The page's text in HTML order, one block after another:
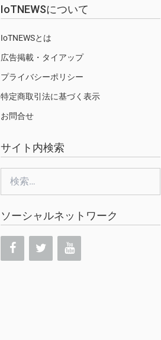
IoTNEWSについて
IoTNEWSとは
広告掲載・タイアップ
プライバシーポリシー
特定商取引法に基づく表示
お問合せ
サイト内検索
ソーシャルネットワーク